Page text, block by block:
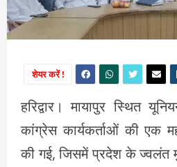
शेयर करें !
हरिद्वार। मायापुर स्थित
कांग्रेस कार्यकर्ताओं की एक
की गई, जिसमें प्रदेश के ज्वलंत